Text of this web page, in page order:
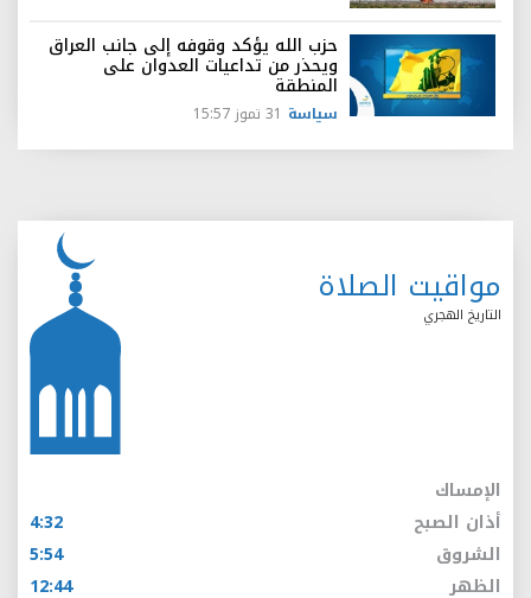
حزب الله يؤكد وقوفه إلى جانب العراق
ويحذر من تداعيات العدوان على
المنطقة
سياسة 31 تموز 15:57
مواقيت الصلاة
التاريخ الهجري
الإمساك
أذان الصبح
4:32
الشروق
5:54
الظهر
12:44